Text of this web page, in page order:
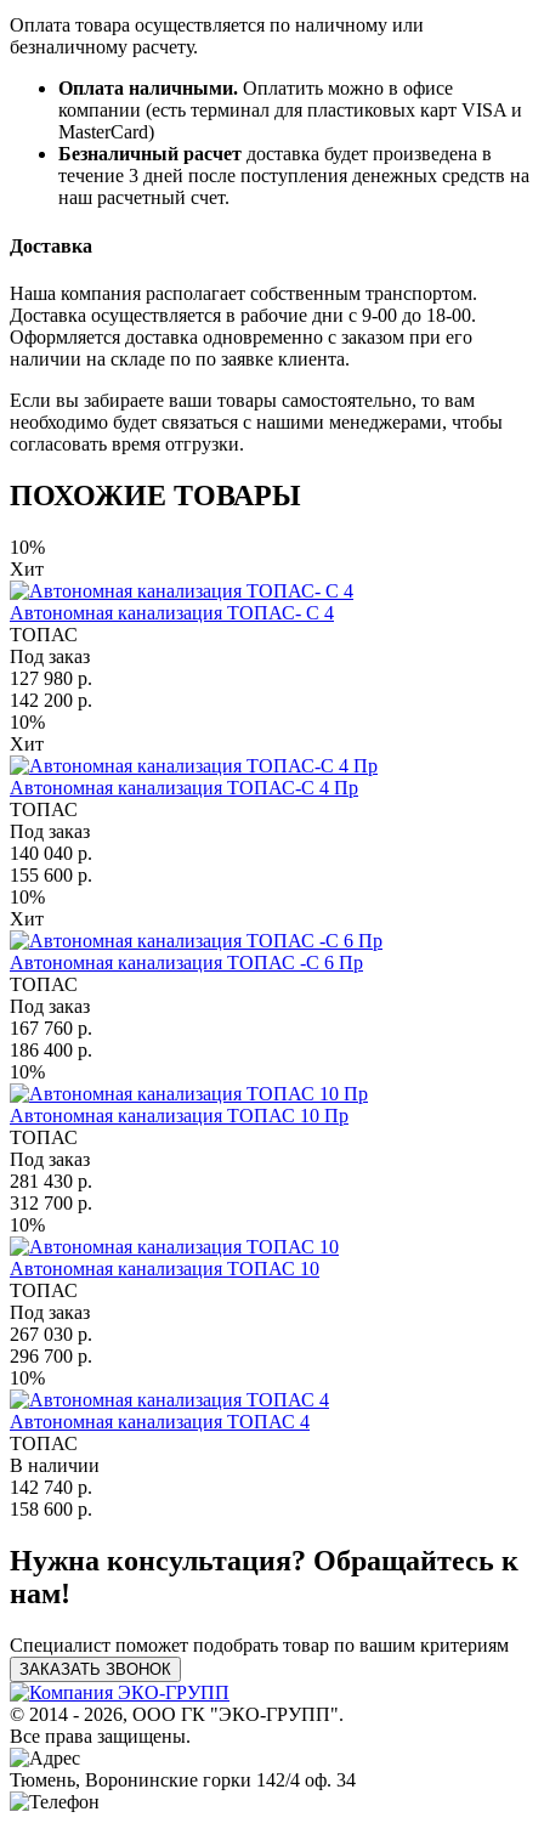
Оплата товара осуществляется по наличному или
безналичному расчету.
Оплата наличными. Оплатить можно в офисе
компании (есть терминал для пластиковых карт VISA и
MasterCard)
Безналичный расчет доставка будет произведена в
течение 3 дней после поступления денежных средств на
наш расчетный счет.
Доставка
Наша компания располагает собственным транспортом.
Доставка осуществляется в рабочие дни с 9-00 до 18-00.
Оформляется доставка одновременно с заказом при его
наличии на складе по по заявке клиента.
Если вы забираете ваши товары самостоятельно, то вам
необходимо будет связаться с нашими менеджерами, чтобы
согласовать время отгрузки.
ПОХОЖИЕ ТОВАРЫ
10%
Хит
Автономная канализация ТОПАС- С 4
ТОПАС
Под заказ
127 980 р.
142 200 р.
10%
Хит
Автономная канализация ТОПАС-С 4 Пр
ТОПАС
Под заказ
140 040 р.
155 600 р.
10%
Хит
Автономная канализация ТОПАС -С 6 Пр
ТОПАС
Под заказ
167 760 р.
186 400 р.
10%
Автономная канализация ТОПАС 10 Пр
ТОПАС
Под заказ
281 430 р.
312 700 р.
10%
Автономная канализация ТОПАС 10
ТОПАС
Под заказ
267 030 р.
296 700 р.
10%
Автономная канализация ТОПАС 4
ТОПАС
В наличии
142 740 р.
158 600 р.
Нужна консультация? Обращайтесь к
нам!
Специалист поможет подобрать товар по вашим критериям
ЗАКАЗАТЬ ЗВОНОК
© 2014 - 2026, ООО ГК "ЭКО-ГРУПП".
Все права защищены.
Тюмень, Воронинские горки 142/4 оф. 34